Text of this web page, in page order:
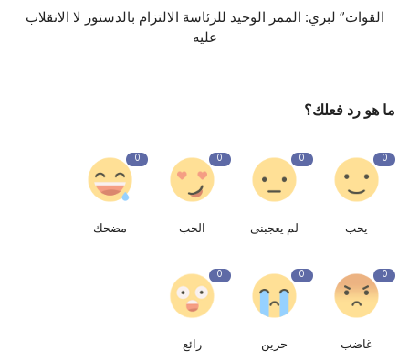
القوات” لبري: الممر الوحيد للرئاسة الالتزام بالدستور لا الانقلاب
عليه
ما هو رد فعلك؟
0
يحب
0
لم يعجبنى
0
الحب
0
مضحك
0
غاضب
0
حزين
0
رائع